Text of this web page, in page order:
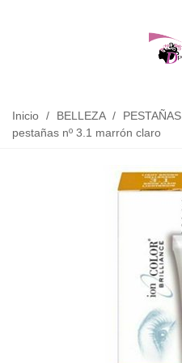
Inicio / BELLEZA / PESTAÑAS
pestañas nº 3.1 marrón claro